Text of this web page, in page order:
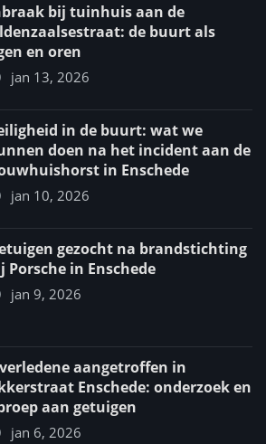
bij tuinhuis aan de
de buurt als
en oren
jan 13, 2026
in de buurt: wat we
doen na het incident aan de
in Enschede
jan 10, 2026
gezocht na brandstichting
Porsche in Enschede
jan 9, 2026
aangetroffen in
Enschede: onderzoek en
aan getuigen
jan 6, 2026